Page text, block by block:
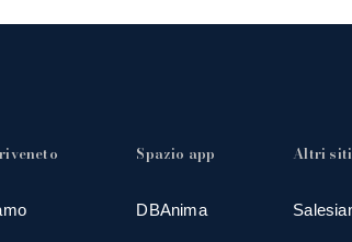
Spazio app
DBAnima
Altri siti